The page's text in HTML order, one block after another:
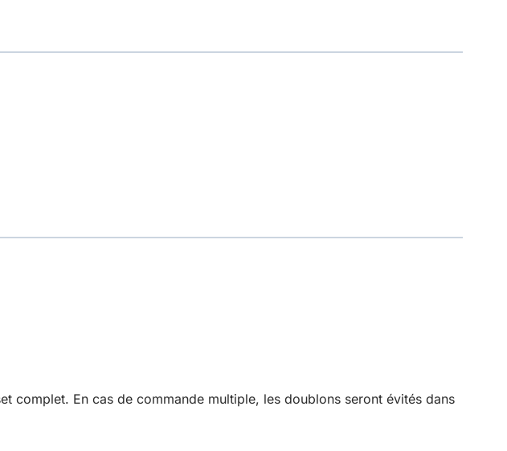
complet. En cas de commande multiple, les doublons seront évités dans